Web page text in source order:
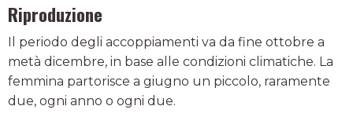
Riproduzione
Il periodo degli accoppiamenti va da fine ottobre a
metà dicembre, in base alle condizioni climatiche. La
femmina partorisce a giugno un piccolo, raramente
due, ogni anno o ogni due.